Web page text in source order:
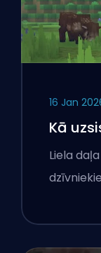
16 Jan
Kā
Liela